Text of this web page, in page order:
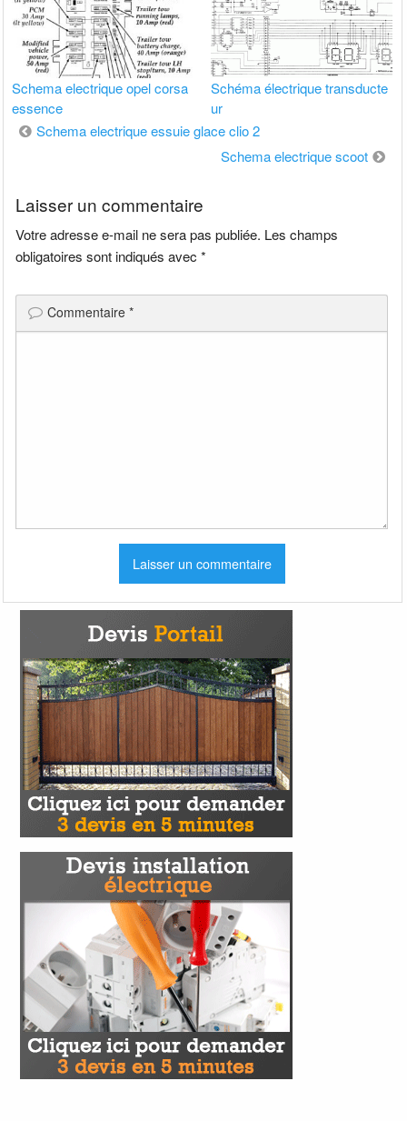
Schema electrique opel corsa
essence
Schéma électrique transducte
ur
Navigation
Schema electrique essuie glace clio 2
Schema electrique scoot
Laisser un commentaire
Votre adresse e-mail ne sera pas publiée. Les champs
obligatoires sont indiqués avec*
Commentaire*